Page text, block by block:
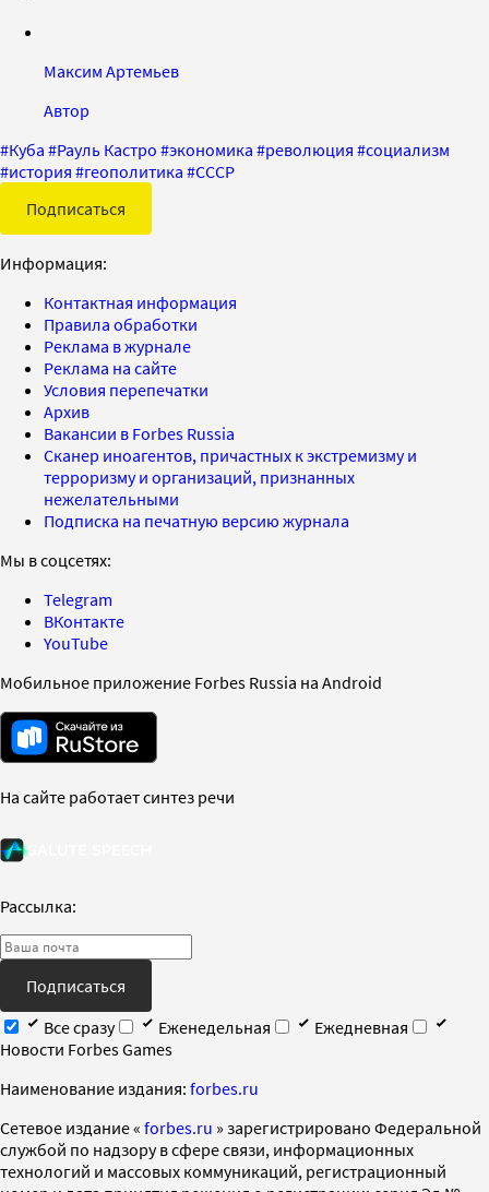
Максим Артемьев
Автор
#Куба #Рауль Кастро #экономика #революция #социализм
#история #геополитика #СССР
Подписаться
Информация:
Контактная информация
Правила обработки
Реклама в журнале
Реклама на сайте
Условия перепечатки
Архив
Вакансии в Forbes Russia
Сканер иноагентов, причастных к экстремизму и
терроризму и организаций, признанных
нежелательными
Подписка на печатную версию журнала
Мы в соцсетях:
Telegram
ВКонтакте
YouTube
Мобильное приложение Forbes Russia на Android
На сайте работает синтез речи
Рассылка:
Подписаться
Все сразу
Еженедельная
Ежедневная
Новости Forbes Games
Наименование издания: forbes.ru
Cетевое издание « forbes.ru » зарегистрировано Федеральной
службой по надзору в сфере связи, информационных
технологий и массовых коммуникаций, регистрационный